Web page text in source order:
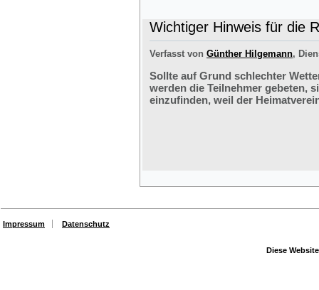
Wichtiger Hinweis für die
Verfasst von Günther Hilgemann,
Sollte auf Grund schlechter
werden die Teilnehmer gebeten,
einzufinden, weil der
Impressum Datenschutz
Diese